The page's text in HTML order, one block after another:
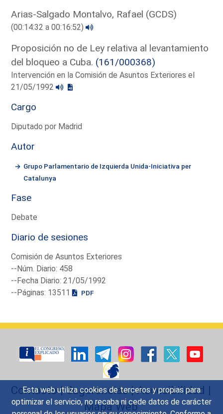
Esta web utiliza cookies de terceros y propias para
optimizar el servicio, no recaba ni cede datos de carácter
Arias-Salgado Montalvo, Rafael (GCDS)
(00:14:32 a 00:16:52)
Proposición no de Ley relativa al levantamiento
del bloqueo a Cuba. (161/000368)
Intervención en la Comisión de Asuntos Exteriores el
21/05/1992
Cargo
Diputado por Madrid
Autor
Grupo Parlamentario de Izquierda Unida-Iniciativa per
Catalunya
Fase
Debate
Diario de sesiones
Comisión de Asuntos Exteriores
--Núm. Diario: 458
--Fecha Diario: 21/05/1992
--Páginas: 13511
PDF
Contacto|Sugerencias|Accesibilidad |
Mapa Web